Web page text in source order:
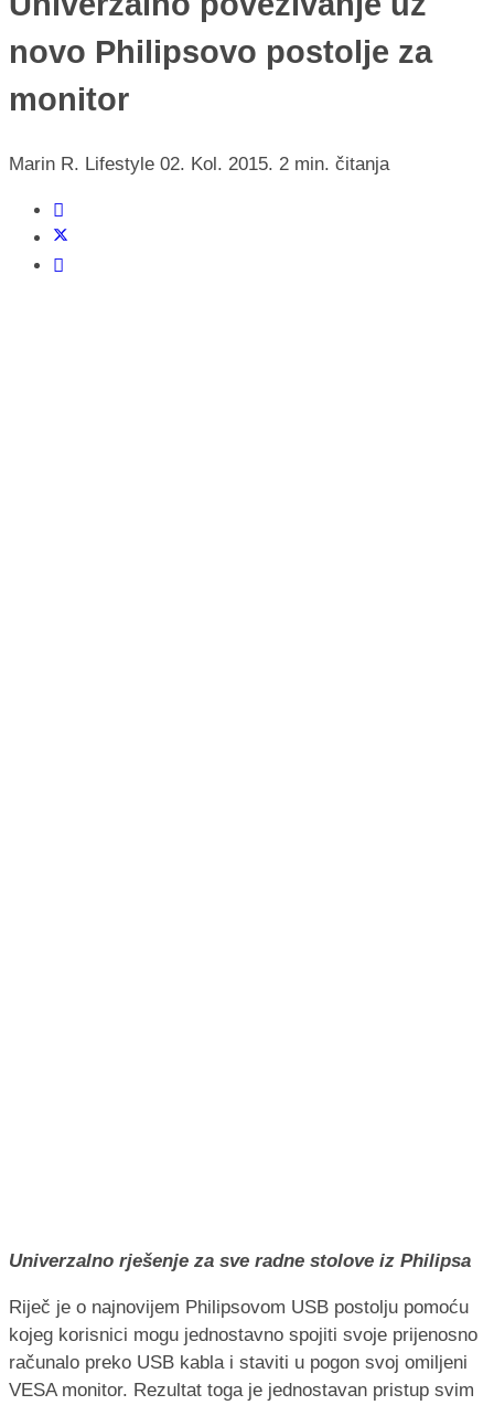
novo Philipsovo postolje za
monitor
Marin R. Lifestyle 02. Kol. 2015. 2 min. čitanja
Univerzalno rješenje za sve radne stolove iz Philipsa
Riječ je o najnovijem Philipsovom USB postolju pomoću
kojeg korisnici mogu jednostavno spojiti svoje prijenosno
računalo preko USB kabla i staviti u pogon svoj omiljeni
VESA monitor. Rezultat toga je jednostavan pristup svim